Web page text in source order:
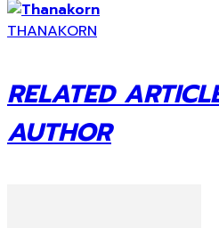
THANAKORN
RELATED
AUTHOR